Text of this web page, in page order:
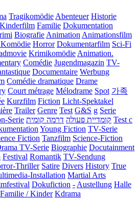
TragikomödieAbenteuer Historie
Kinderfilm Familie Dokumentation
BiografieAnimationAnimationsfilm
Horror Dokumentarfilm Sci-Fi
KrimikomödieAnimation.
Comédie Jugendmagazin TV-
Documentaire Werbung
Comédie dramatique Drame
Court métrage Mélodrame Spot 가족
Kurzfilm Fiction Licht-Spektakel
Trailer Genre Test G&S g Serie
Serie קומדיית פעולה דרמה קומית
Test c
Young Fiction TV-Serie
Fiction Tanzfilm Science-Fiction
TV-Serie Biographie Docutainment
Festival Romantik TV-Sendung
Thriller Satire Divers History True
Installation Martial Arts
Dokufiction -Austellung Halle
Familie / Kinder Kdrama